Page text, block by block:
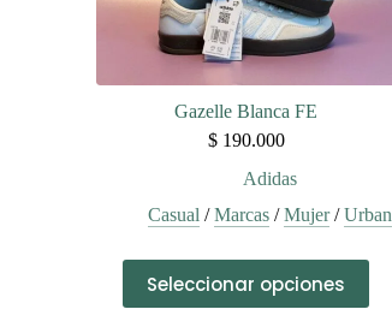
producto
Gazelle Blanca FE
$190.000
Adidas
Casual /Marcas /Mujer/Urban
Seleccionar opciones
producto
tiene